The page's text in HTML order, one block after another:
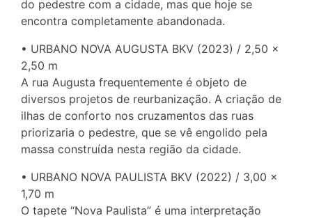
do pedestre com a cidade, mas que hoje se
encontra completamente abandonada.
• URBANO NOVA AUGUSTA BKV (2023) / 2,50 ×
2,50 m
A rua Augusta frequentemente é objeto de
diversos projetos de reurbanização. A criação de
ilhas de conforto nos cruzamentos das ruas
priorizaria o pedestre, que se vê engolido pela
massa construída nesta região da cidade.
• URBANO NOVA PAULISTA BKV (2022) / 3,00 ×
1,70 m
O tapete “Nova Paulista” é uma interpretação